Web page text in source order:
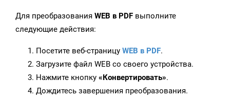
Для преобразования WEB в PDF выполните
следующие действия:
Посетите веб-страницу WEB в PDF.
Загрузите файл WEB со своего устройства.
Нажмите кнопку «Конвертировать».
Дождитесь завершения преобразования.